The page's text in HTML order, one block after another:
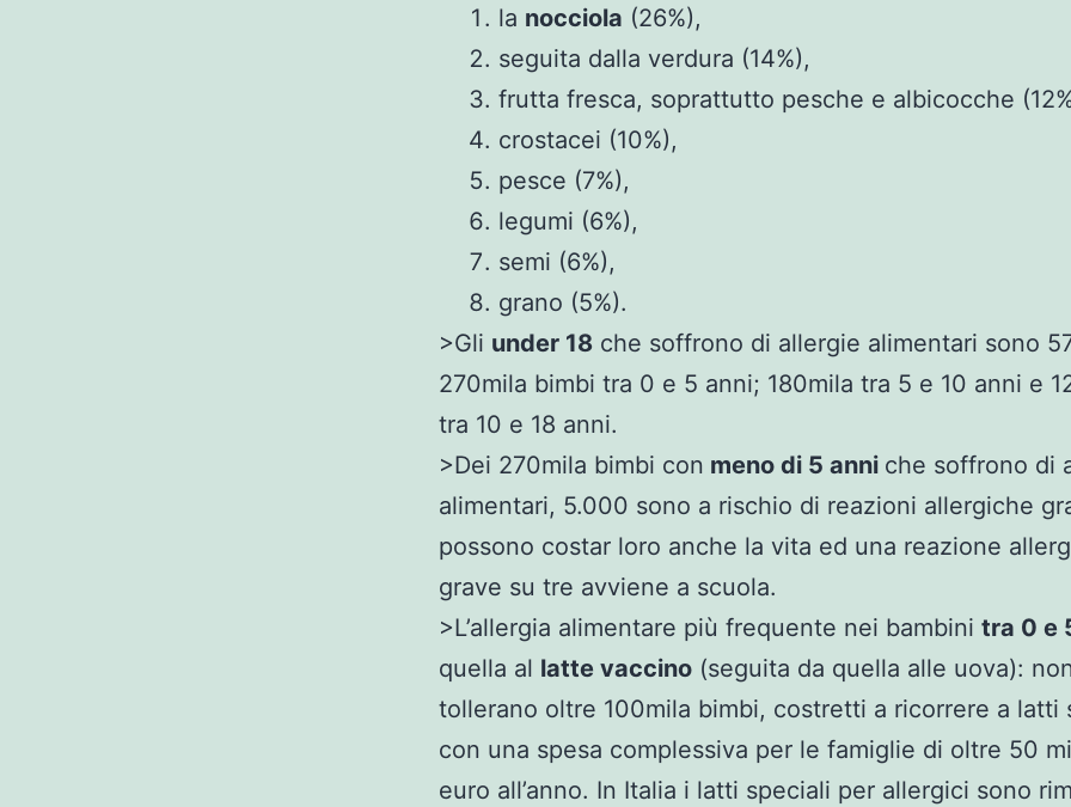
la nocciola (26%),
seguita dalla verdura (14%),
frutta fresca, soprattutto pesche e albicocche
crostacei (10%),
pesce (7%),
legumi (6%),
semi (6%),
grano (5%).
>Gli under 18 che soffrono di allergie alimentari sono
270mila bimbi tra 0 e 5 anni; 180mila tra 5 e 10 anni e
tra 10 e 18 anni.
>Dei 270mila bimbi con meno di 5 anni che soffrono di
alimentari, 5.000 sono a rischio di reazioni allergiche
possono costar loro anche la vita ed una reazione
grave su tre avviene a scuola.
>L’allergia alimentare più frequente nei bambini tra 0 e
quella al latte vaccino (seguita da quella alle uova):
tollerano oltre 100mila bimbi, costretti a ricorrere a latti
con una spesa complessiva per le famiglie di oltre 50
euro all’anno. In Italia i latti speciali per allergici sono